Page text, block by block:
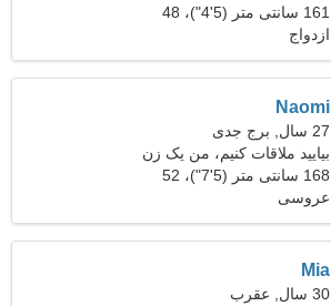
161 سانتی متر (5'4")، 48
کیلوگرم (105 پوند)
ازدواج
Naomi
27 سال, برج جدی
بیایید ملاقات کنیم، من یک زن
خیره کننده هستم
168 سانتی متر (5'7")، 52
کیلوگرم (114 پوند)
عروسی
Mia
30 سال, عقرب